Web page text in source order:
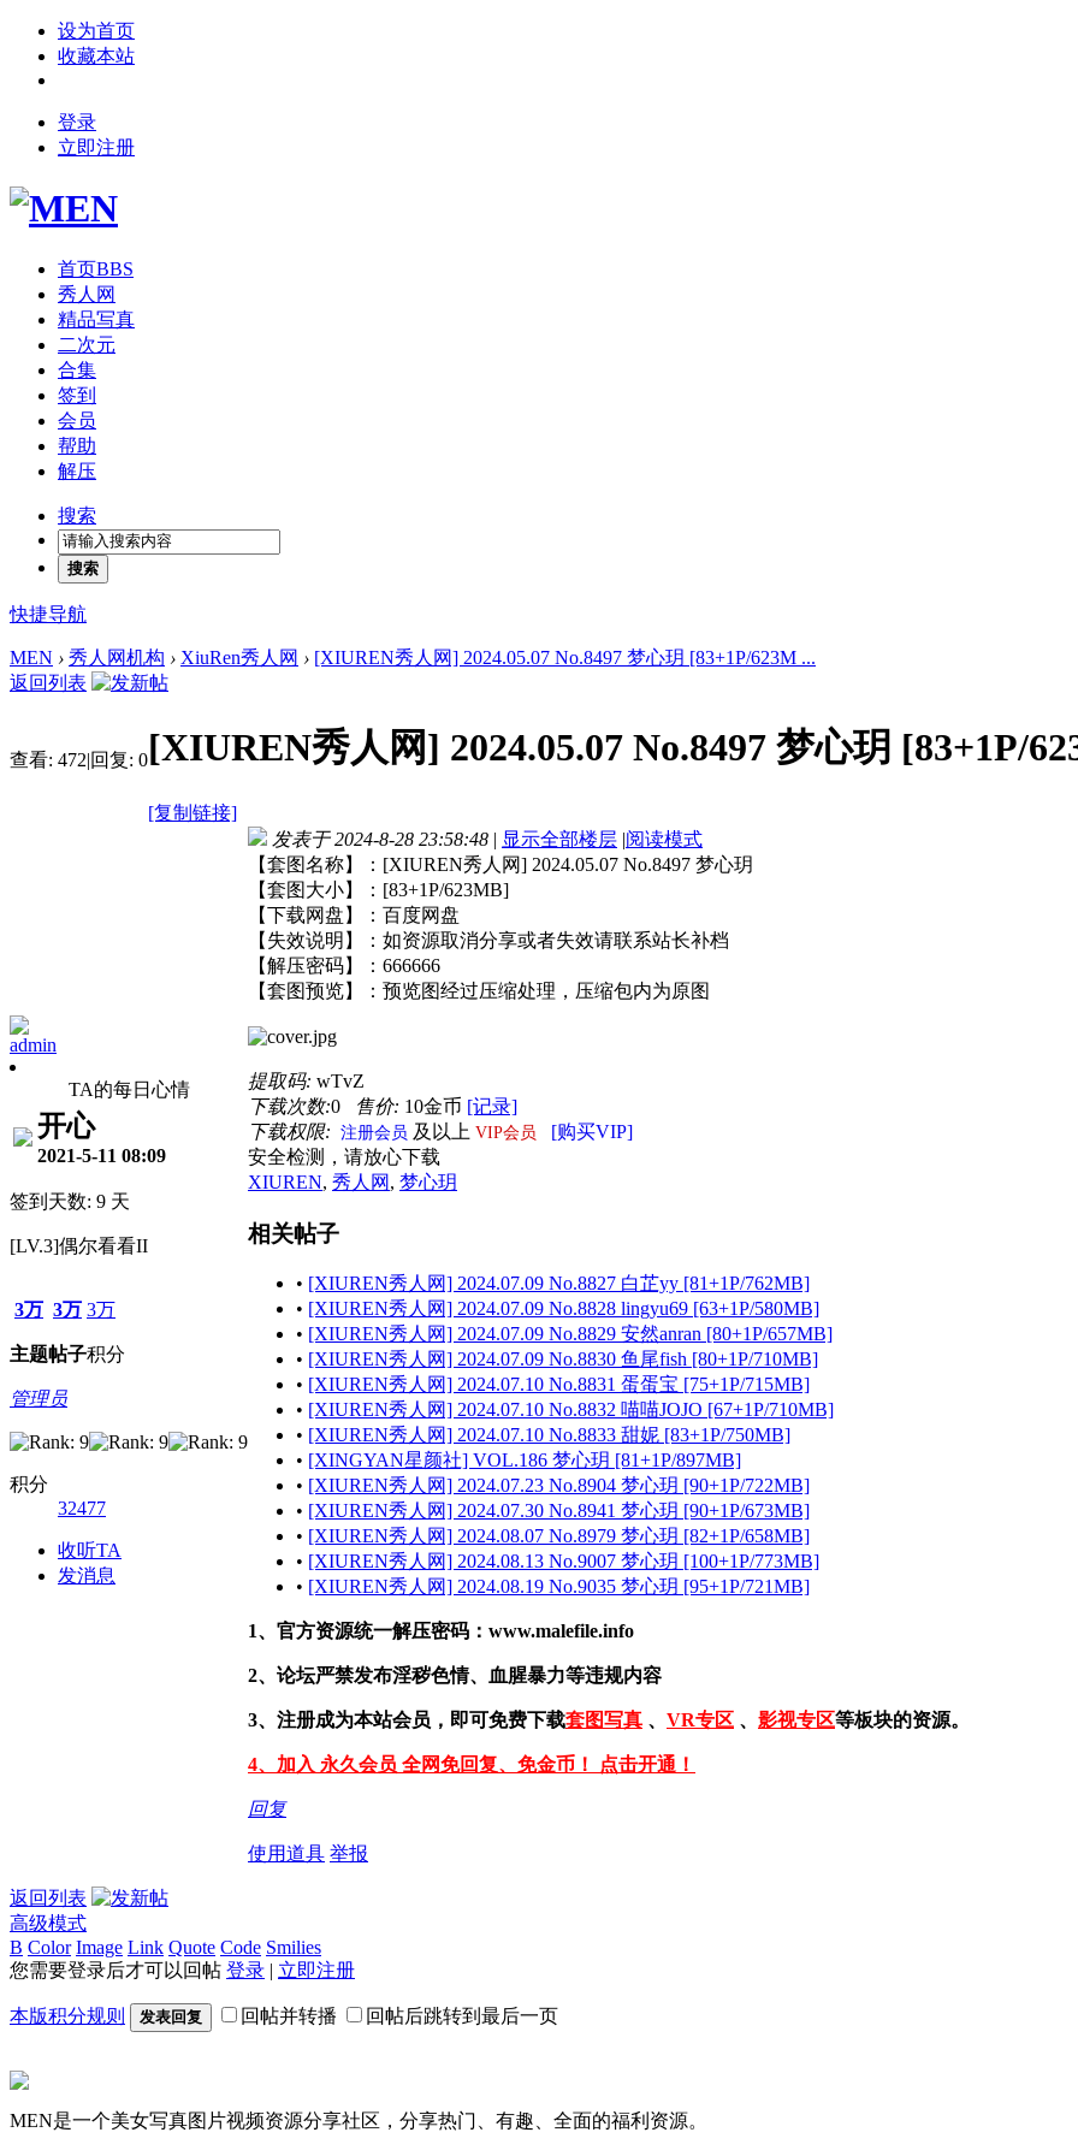
设为首页
收藏本站
登录
立即注册
首页BBS
秀人网
精品写真
二次元
合集
签到
会员
帮助
解压
搜索
搜索
快捷导航
MEN › 秀人网机构 › XiuRen秀人网 › [XIUREN秀人网] 2024.05.07 No.8497 梦心玥 [83+1P/623M ...
返回列表
查看: 472|回复: 0[XIUREN秀人网] 2024.05.07 No.8497 梦心玥 [83+1P/
[复制链接]
admin
TA的每日心情
开心
2021-5-11 08:09
签到天数: 9 天
[LV.3]偶尔看看II
3万
主题
3万
帖子
3万
积分
管理员
积分
32477
收听TA
发消息
发表于 2024-8-28 23:58:48 | 显示全部楼层 |阅读模式
【套图名称】：[XIUREN秀人网] 2024.05.07 No.8497 梦心玥
【套图大小】：[83+1P/623MB]
【下载网盘】：百度网盘
【失效说明】：如资源取消分享或者失效请联系站长补档
【解压密码】：666666
【套图预览】：预览图经过压缩处理，压缩包内为原图
提取码: wTvZ
下载次数:0 售价: 10金币 [记录]
下载权限: 注册会员 及以上 VIP会员
[购买VIP]
安全检测，请放心下载
XIUREN, 秀人网 , 梦心玥
相关帖子
• [XIUREN秀人网] 2024.07.09 No.8827 白芷yy [81+1P/762MB]
• [XIUREN秀人网] 2024.07.09 No.8828 lingyu69 [63+1P/580MB]
• [XIUREN秀人网] 2024.07.09 No.8829 安然anran [80+1P/657MB]
• [XIUREN秀人网] 2024.07.09 No.8830 鱼尾fish [80+1P/710MB]
• [XIUREN秀人网] 2024.07.10 No.8831 蛋蛋宝 [75+1P/715MB]
• [XIUREN秀人网] 2024.07.10 No.8832 喵喵JOJO [67+1P/710MB]
• [XIUREN秀人网] 2024.07.10 No.8833 甜妮 [83+1P/750MB]
• [XINGYAN星颜社] VOL.186 梦心玥 [81+1P/897MB]
• [XIUREN秀人网] 2024.07.23 No.8904 梦心玥 [90+1P/722MB]
• [XIUREN秀人网] 2024.07.30 No.8941 梦心玥 [90+1P/673MB]
• [XIUREN秀人网] 2024.08.07 No.8979 梦心玥 [82+1P/658MB]
• [XIUREN秀人网] 2024.08.13 No.9007 梦心玥 [100+1P/773MB]
• [XIUREN秀人网] 2024.08.19 No.9035 梦心玥 [95+1P/721MB]
1、官方资源统一解压密码：www.malefile.info
2、论坛严禁发布淫秽色情、血腥暴力等违规内容
3、注册成为本站会员，即可免费下载套图写真 、 VR专区 、 影视专区等板块的资源。
4、加入 永久会员 全网免回复、免金币！ 点击开通！
回复
使用道具 举报
返回列表
高级模式
B Color Image Link Quote Code Smilies
您需要登录后才可以回帖 登录 | 立即注册
本版积分规则 发表回复 回帖并转播 回帖后跳转到最后一页
MEN是一个美女写真图片视频资源分享社区，分享热门、有趣、全面的福利资源。